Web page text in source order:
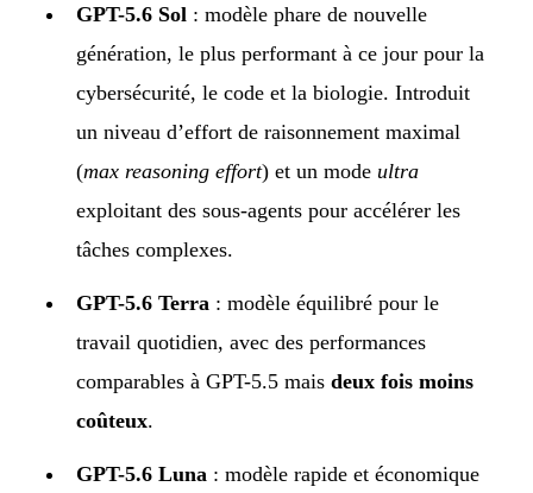
GPT-5.6 Sol : modèle phare de nouvelle
génération, le plus performant à ce jour pour la
cybersécurité, le code et la biologie. Introduit
un niveau d’effort de raisonnement maximal
(max reasoning effort) et un mode ultra
exploitant des sous-agents pour accélérer les
tâches complexes.
GPT-5.6 Terra : modèle équilibré pour le
travail quotidien, avec des performances
comparables à GPT-5.5 mais deux fois moins
coûteux.
GPT-5.6 Luna : modèle rapide et économique